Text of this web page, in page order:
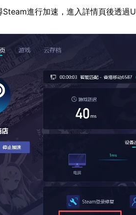
Steam進行加速，進入詳情頁後透過